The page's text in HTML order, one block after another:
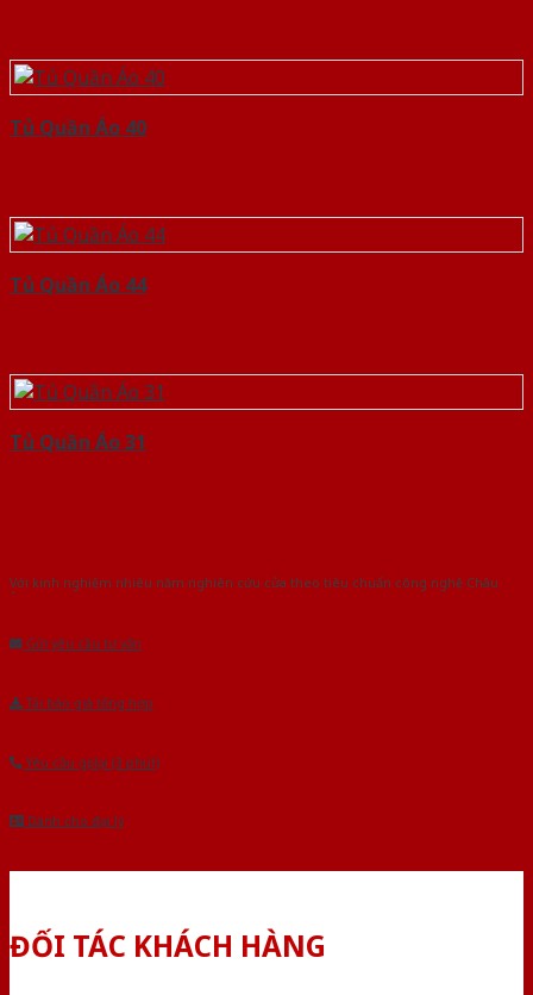
Tủ Quần Áo 40
Tủ Quần Áo 44
Tủ Quần Áo 31
Với kinh nghiệm nhiêu năm nghiên cứu cửa theo tiêu chuẩn công nghệ Châu
Gửi yêu cầu tư vấn
Tải báo giá tổng hợp
Yêu cầu gọi lại (3 phút)
Dành cho đại lý
ĐỐI TÁC KHÁCH HÀNG